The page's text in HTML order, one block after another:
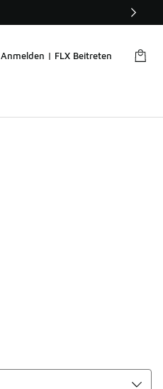
Anmelden | FLX Beitreten